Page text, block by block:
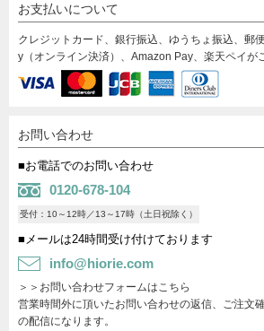
お支払いについて
クレジットカード、銀行振込、ゆうちょ振込、郵
y（オンライン決済）、Amazon Pay、楽天ペイが
お問い合わせ
■お電話でのお問い合わせ
0120-678-104
受付：10～12時／13～17時（土日祝除く）
■メールは24時間受け付けております
info@hiorie.com
＞＞お問い合わせフォームはこちら
営業時間外に頂いたお問い合わせの返信、ご注文
の配信になります。